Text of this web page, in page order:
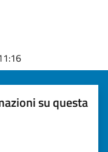
su questa
5 stelle)la chiarezza delle